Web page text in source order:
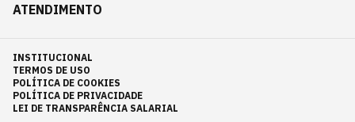
ATENDIMENTO
INSTITUCIONAL
TERMOS DE USO
POLÍTICA DE COOKIES
POLÍTICA DE PRIVACIDADE
LEI DE TRANSPARÊNCIA SALARIAL